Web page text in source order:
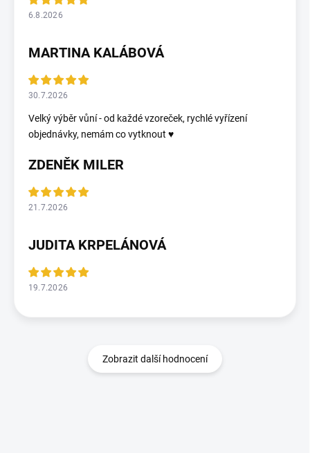
6.8.2026
MARTINA KALÁBOVÁ
30.7.2026
Velký výběr vůní - od každé vzoreček, rychlé vyřízení
objednávky, nemám co vytknout ♥️
ZDENĚK MILER
21.7.2026
JUDITA KRPELÁNOVÁ
19.7.2026
Zobrazit další hodnocení